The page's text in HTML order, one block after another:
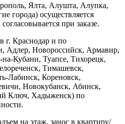
Ялта, Алушта, Алупка,
города) осуществляется
при заказе.
г. Краснодар и по
Адлер, Новороссийск, Армавир,
Кубани, Туапсе, Тихорецк,
Тимашевск,
Лабинск, Кореновск,
Новокубанск, Абинск,
Ключ, Хадыженск) по
на этаж, занос в квартиру/